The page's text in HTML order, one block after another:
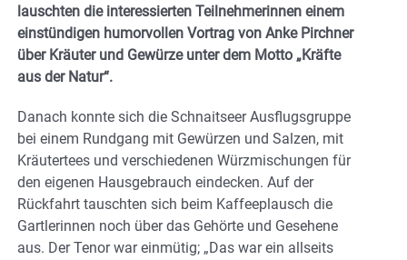
lauschten die interessierten Teilnehmerinnen einem
einstündigen humorvollen Vortrag von Anke Pirchner
über Kräuter und Gewürze unter dem Motto „Kräfte
aus der Natur“.
Danach konnte sich die Schnaitseer Ausflugsgruppe
bei einem Rundgang mit Gewürzen und Salzen, mit
Kräutertees und verschiedenen Würzmischungen für
den eigenen Hausgebrauch eindecken. Auf der
Rückfahrt tauschten sich beim Kaffeeplausch die
Gartlerinnen noch über das Gehörte und Gesehene
aus. Der Tenor war einmütig; „Das war ein allseits